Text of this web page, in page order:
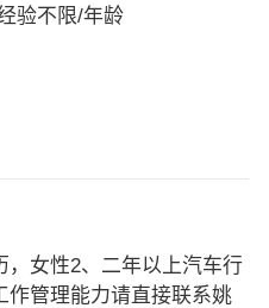
验不限/年龄
，女性2、二年以上汽车行
作管理能力请直接联系姚